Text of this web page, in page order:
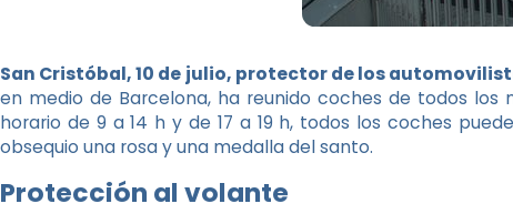
San Cristóbal, 10 de julio, protector de los
en medio de Barcelona, ha reunido coches de todos los
horario de 9 a 14 h y de 17 a 19 h, todos los coches
obsequio una rosa y una medalla del santo.
Protección al volante